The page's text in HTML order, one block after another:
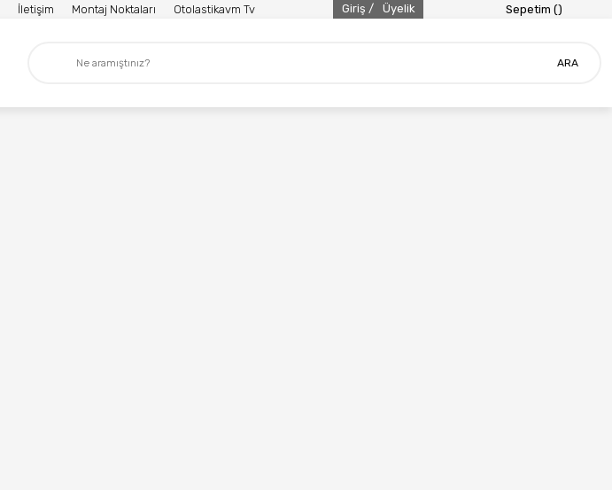
İletişim Montaj Noktaları Otolastikavm Tv Giriş / Üyelik Sepetim ()
ARA